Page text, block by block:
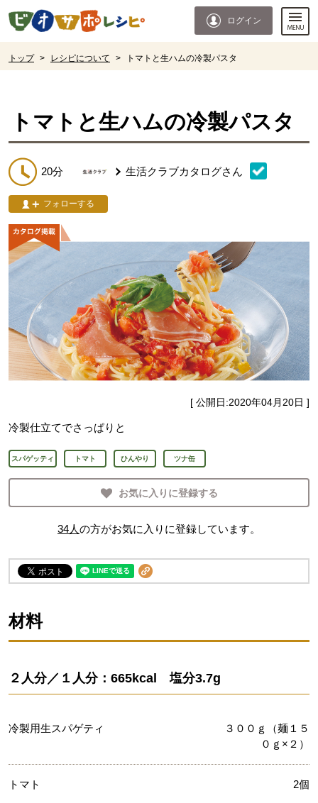
ページの先頭です。
ログイン
トップ > レシピについて > トマトと生ハムの冷製パスタ
トマトと生ハムの冷製パスタ
20分 生活クラブカタログさん
フォローする
[ 公開日:2020年04月20日 ]
冷製仕立てでさっぱりと
スパゲッティ トマト ひんやり ツナ缶
お気に入りに登録する
34人の方がお気に入りに登録しています。
材料
２人分／１人分：665kcal 塩分3.7g
冷製用生スパゲティ
３００ｇ（麺１５
０ｇ×２）
トマト 2個